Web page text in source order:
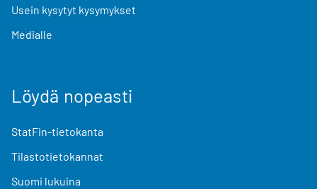
Usein kysytyt kysymykset
Medialle
Löydä nopeasti
StatFin-tietokanta
Tilastotietokannat
Suomi lukuina